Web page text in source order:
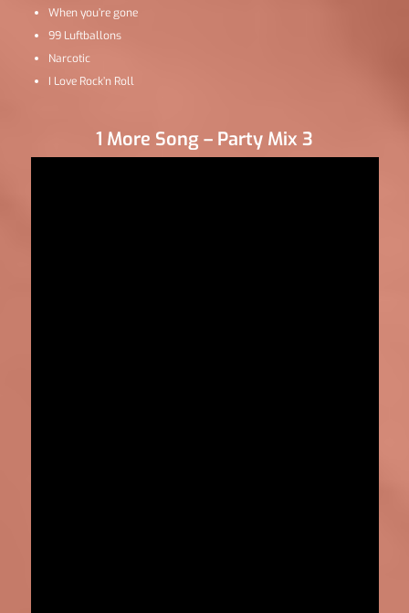
When you’re gone
99 Luftballons
Narcotic
I Love Rock’n Roll
1 More Song – Party Mix 3